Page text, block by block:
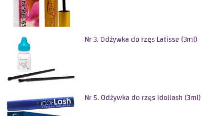
Nr 3. Odżywka do rzęs Latisse (3ml)
Nr 5. Odżywka do rzęs Idollash (3ml)